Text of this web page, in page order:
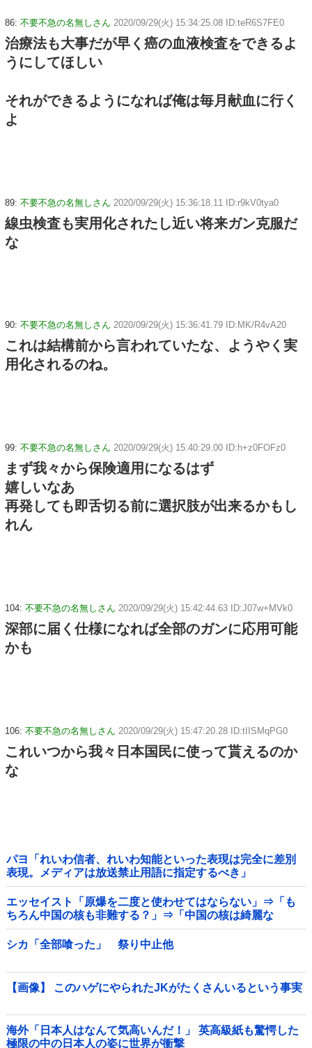
86: 不要不急の名無しさん 2020/09/29(火) 15:34:25.08 ID:teR6S7FE0
治療法も大事だが早く癌の血液検査をできるよ
うにしてほしい
それができるようになれば俺は毎月献血に行く
よ
89: 不要不急の名無しさん 2020/09/29(火) 15:36:18.11 ID:r9kV0tya0
線虫検査も実用化されたし近い将来ガン克服だ
な
90: 不要不急の名無しさん 2020/09/29(火) 15:36:41.79 ID:MK/R4vA20
これは結構前から言われていたな、ようやく実
用化されるのね。
99: 不要不急の名無しさん 2020/09/29(火) 15:40:29.00 ID:h+z0FOFz0
まず我々から保険適用になるはず
嬉しいなあ
再発しても即舌切る前に選択肢が出来るかもし
れん
104: 不要不急の名無しさん 2020/09/29(火) 15:42:44.63 ID:J07w+MVk0
深部に届く仕様になれば全部のガンに応用可能
かも
106: 不要不急の名無しさん 2020/09/29(火) 15:47:20.28 ID:tIISMqPG0
これいつから我々日本国民に使って貰えるのか
な
パヨ「れいわ信者、れいわ知能といった表現は完全に差別
表現。メディアは放送禁止用語に指定するべき」
エッセイスト「原爆を二度と使わせてはならない」⇒「も
ちろん中国の核も非難する？」⇒「中国の核は綺麗な
核！」
シカ「全部喰った」 祭り中止他
【画像】 このハゲにやられたJKがたくさんいるという事実
海外「日本人はなんて気高いんだ！」 英高級紙も驚愕した
極限の中の日本人の姿に世界が衝撃